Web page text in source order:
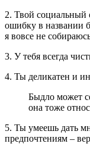
2. Твой социальный
ошибку в названии
я вовсе не
3. У тебя всегда
4. Ты деликатен и
Быдло может
она тоже
5. Ты умеешь дать
предпочтениям –